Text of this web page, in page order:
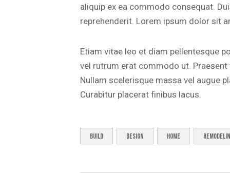
aliquip ex ea commodo consequat.
reprehenderit. Lorem ipsum dolor sit
Etiam vitae leo et diam pellentesque
vel rutrum erat commodo ut.
Nullam scelerisque massa vel augue
Curabitur placerat finibus lacus.
build design home